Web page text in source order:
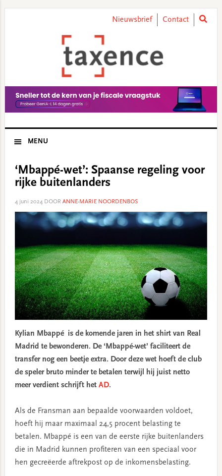
Nieuwsbrief Contact
MENU
‘Mbappé-wet’: Spaanse regeling voor
rijke buitenlanders
4 juni 2024DOOR ANNE-MARIE NOORDENBOS
Kylian Mbappé is de komende jaren in het shirt van Real
Madrid te bewonderen. De ‘Mbappé-wet’ faciliteert de
transfer nog een beetje extra. Door deze wet hoeft de club
de speler bruto minder te betalen terwijl hij juist netto
meer verdient schrijft het AD.
Als de Fransman aan bepaalde voorwaarden voldoet,
hoeft hij maar maximaal 24,5 procent belasting te
betalen. Mbappé is een van de eerste rijke buitenlanders
die in Madrid kunnen profiteren van een speciaal voor
hen gecreëerde aftrekpost op de inkomensbelasting.